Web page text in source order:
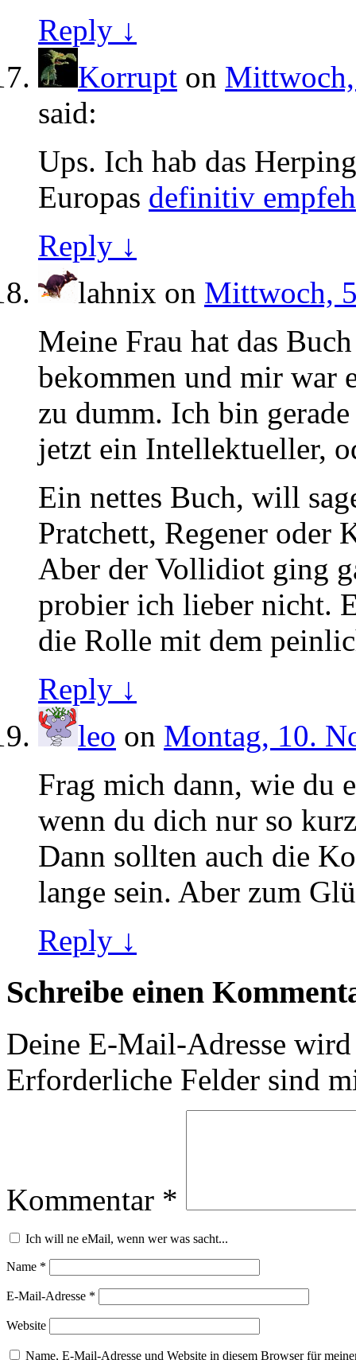
Reply ↓
Korrupt on
said:
Ups. Ich hab das
Europas definitiv
Reply ↓
lahnix on Mittwoch,
Meine Frau hat das
bekommen und mir war
zu dumm. Ich bin
jetzt ein Intellektueller,
Ein nettes Buch, will
Pratchett, Regener oder
Aber der Vollidiot ging
probier ich lieber nicht.
die Rolle mit dem
Reply ↓
leo on Montag, 10.
Frag mich dann, wie du
wenn du dich nur so
Dann sollten auch die
lange sein. Aber zum
Reply ↓
Schreibe einen
Deine E-Mail-Adresse
Erforderliche Felder sind
Kommentar *
Ich will ne eMail, wenn wer was sacht...
Name *
E-Mail-Adresse *
Website
Name, E-Mail-Adresse und Website in diesem Browser für